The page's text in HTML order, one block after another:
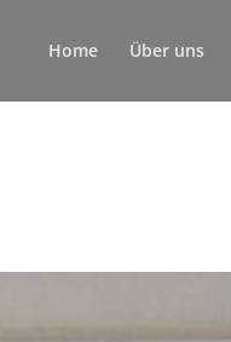
Home Über uns